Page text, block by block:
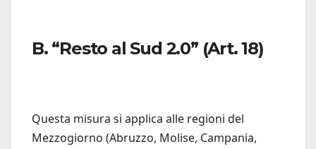
B. “Resto al Sud 2.0” (Art. 18)
Questa misura si applica alle regioni del
Mezzogiorno (Abruzzo, Molise, Campania,